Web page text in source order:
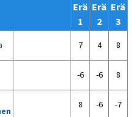
Erä
1
Erä
2
Erä
3
7 4 8
-6 -6 8
8 -6 -7